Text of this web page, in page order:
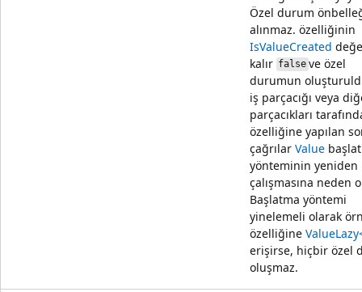
Özel durum
alınmaz. özelliğinin
IsValueCreated
kalır falseve özel
durumun
iş parçacığı veya
parçacıkları
özelliğine yapılan
çağrılar Value
yönteminin yeniden
çalışmasına neden
Başlatma yöntemi
yinelemeli olarak
özelliğine Value
erişirse, hiçbir özel
oluşmaz.